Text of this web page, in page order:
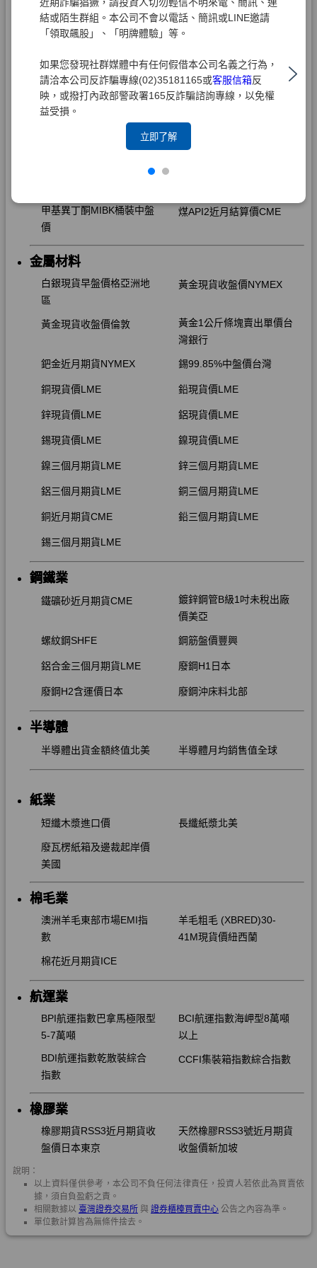
結或陌生群組。本公司不會以電話、簡訊或LINE邀請
「領取飆股」、「明牌體驗」等。
如果您發現社群媒體中有任何假借本公司名義之行為，
請洽本公司反詐騙專線(02)35181165或客服信箱反
映，或撥打內政部警政署165反詐騙諮詢專線，以免權
益受損。
立即了解